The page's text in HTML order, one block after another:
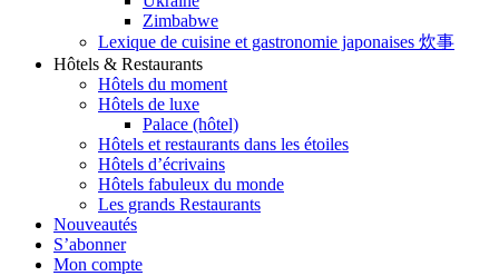
Zimbabwe
Lexique de cuisine et gastronomie japonaises 炊事
Hôtels & Restaurants
Hôtels du moment
Hôtels de luxe
Palace (hôtel)
Hôtels et restaurants dans les étoiles
Hôtels d’écrivains
Hôtels fabuleux du monde
Les grands Restaurants
Nouveautés
S’abonner
Mon compte